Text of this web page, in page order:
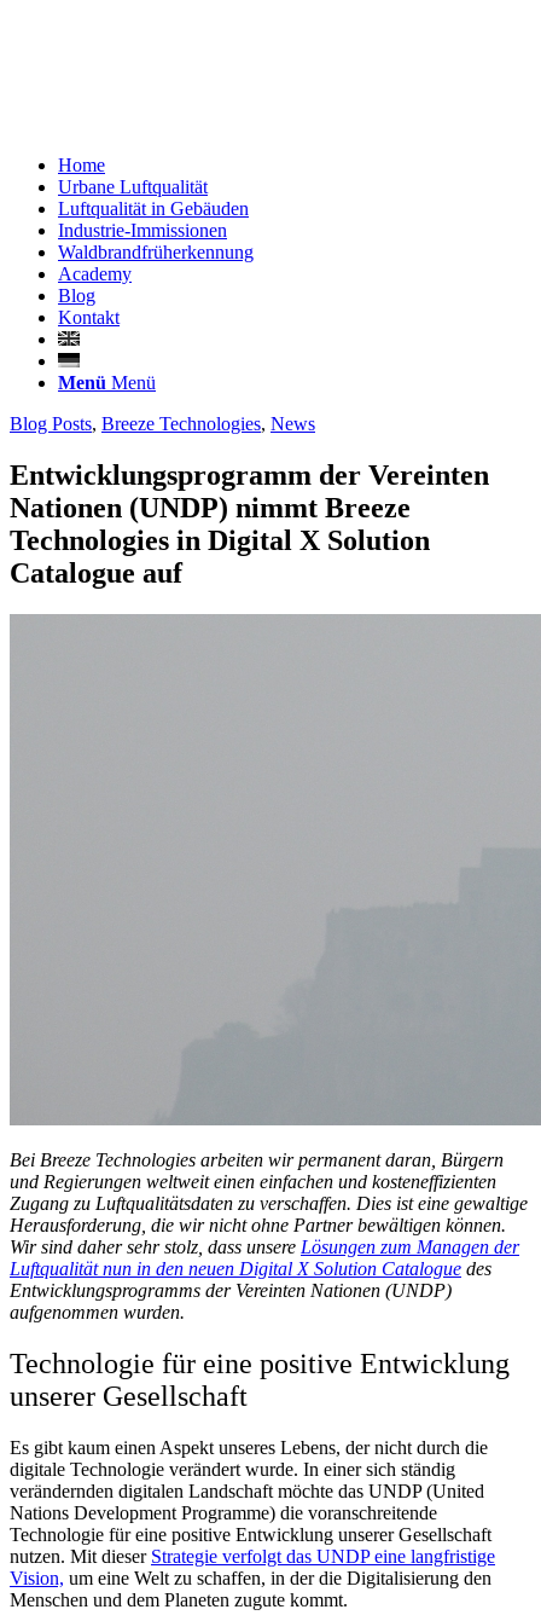
Home
Urbane Luftqualität
Luftqualität in Gebäuden
Industrie-Immissionen
Waldbrandfrüherkennung
Academy
Blog
Kontakt
Menü Menü
Blog Posts, Breeze Technologies, News
Entwicklungsprogramm der Vereinten
Nationen (UNDP) nimmt Breeze
Technologies in Digital X Solution
Catalogue auf
Bei Breeze Technologies arbeiten wir permanent daran, Bürgern
und Regierungen weltweit einen einfachen und kosteneffizienten
Zugang zu Luftqualitätsdaten zu verschaffen. Dies ist eine gewaltige
Herausforderung, die wir nicht ohne Partner bewältigen können.
Wir sind daher sehr stolz, dass unsere Lösungen zum Managen der
Luftqualität nun in den neuen Digital X Solution Catalogue des
Entwicklungsprogramms der Vereinten Nationen (UNDP)
aufgenommen wurden.
Technologie für eine positive Entwicklung
unserer Gesellschaft
Es gibt kaum einen Aspekt unseres Lebens, der nicht durch die
digitale Technologie verändert wurde. In einer sich ständig
verändernden digitalen Landschaft möchte das UNDP (United
Nations Development Programme) die voranschreitende
Technologie für eine positive Entwicklung unserer Gesellschaft
nutzen. Mit dieser Strategie verfolgt das UNDP eine langfristige
Vision, um eine Welt zu schaffen, in der die Digitalisierung den
Menschen und dem Planeten zugute kommt.